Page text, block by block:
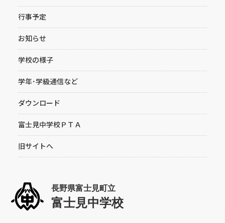
行事予定
お知らせ
学校の様子
学年･学級通信など
ダウンロード
富士見中学校ＰＴＡ
旧サイトへ